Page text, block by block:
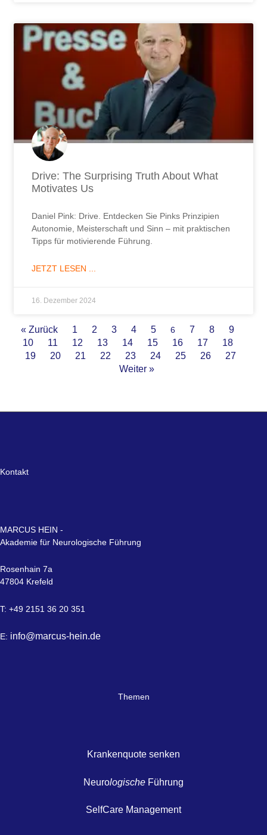
Drive: The Surprising Truth About What
Motivates Us
Daniel Pink: Drive. Entdecken Sie Pinks Prinzipien
Autonomie, Meisterschaft und Sinn – mit praktischen
Tipps für motivierende Führung.
JETZT LESEN ...
16. Dezember 2024
« Zurück 1 2 3 4 5 6 7 8
9
10
11 12 13 14 15 16 17
18
19
20 21 22 23 24 25 26
27
Weiter »
Kontakt
MARCUS HEIN -
Akademie für Neurologische Führung
Rosenhain 7a
47804 Krefeld
T: +49 2151 36 20 351
E: info@marcus-hein.de
Themen
Krankenquote senken
Neurologische Führung
SelfCare Management